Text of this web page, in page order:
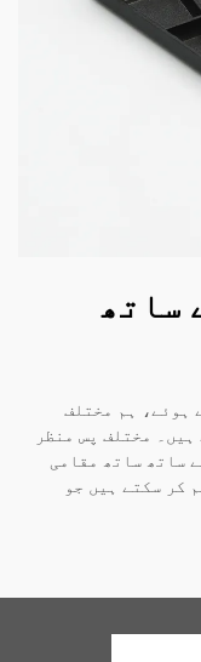
ساتھ
ہوئے، ہم مختلف
مختلف پس منظر
ساتھ ساتھ مقامی
کر سکتے ہیں جو